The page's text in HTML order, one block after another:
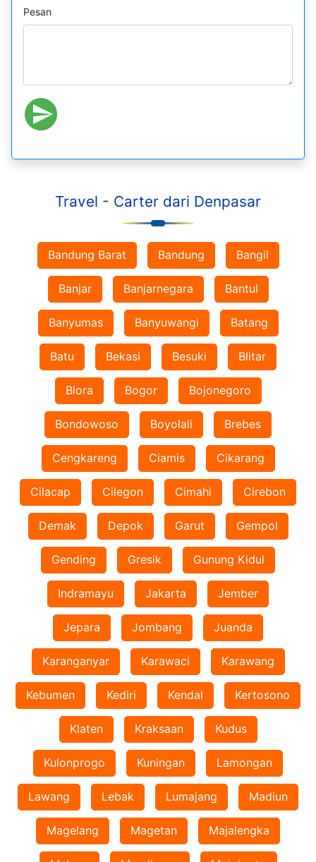
Pesan
Travel - Carter dari Denpasar
Bandung Barat Bandung Bangil
Banjar Banjarnegara Bantul
Banyumas Banyuwangi Batang
Batu Bekasi Besuki Blitar
Blora Bogor Bojonegoro
Bondowoso Boyolali Brebes
Cengkareng Ciamis Cikarang
Cilacap Cilegon Cimahi Cirebon
Demak Depok Garut Gempol
Gending Gresik Gunung Kidul
Indramayu Jakarta Jember
Jepara Jombang Juanda
Karanganyar Karawaci Karawang
Kebumen Kediri Kendal Kertosono
Klaten Kraksaan Kudus
Kulonprogo Kuningan Lamongan
Lawang Lebak Lumajang Madiun
Magelang Magetan Majalengka